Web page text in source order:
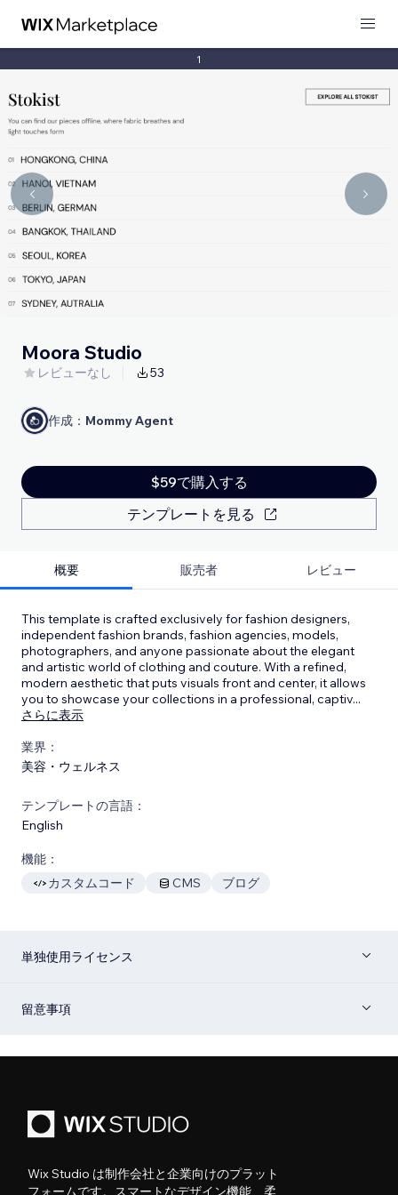
1
Moora Studio
レビューなし 53
作成： Mommy Agent
$59で購入する
テンプレートを見る
概要 販売者 レビュー
This template is crafted exclusively for fashion designers,
independent fashion brands, fashion agencies, models,
photographers, and anyone passionate about the elegant
and artistic world of clothing and couture. With a refined,
modern aesthetic that puts visuals front and center, it allows
you to showcase your collections in a professional, captiv...
さらに表示
業界：
美容・ウェルネス
テンプレートの言語：
English
機能：
カスタムコード
CMS ブログ
単独使用ライセンス
留意事項
Wix Studio は制作会社と企業向けのプラット
フォームです。スマートなデザイン機能、柔